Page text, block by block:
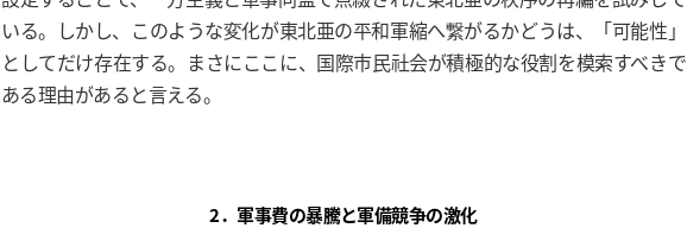
いる。しかし、このような変化が東北亜の平和軍縮へ繋がるかどうは、「可能性」
としてだけ存在する。まさにここに、国際市民社会が積極的な役割を模索すべきで
ある理由があると言える。
2．軍事費の暴騰と軍備競争の激化